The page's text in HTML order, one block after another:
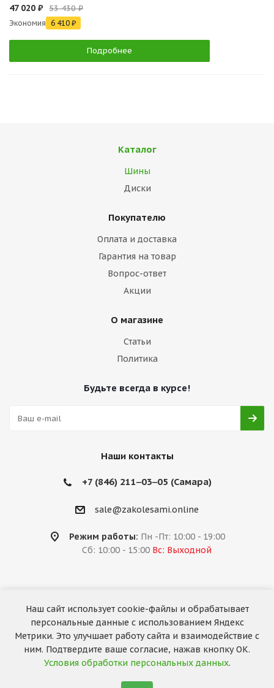
47 020 ₽ 53 430 ₽
Экономия 6 410 ₽
Подробнее
Каталог
Шины
Диски
Покупателю
Оплата и доставка
Гарантия на товар
Вопрос-ответ
Акции
О магазине
Статьи
Политика
Будьте всегда в курсе!
Наши контакты
+7 (846) 211‒03‒05 (Самара)
sale@zakolesami.online
Режим работы: Пн -Пт: 10:00 - 19:00
Сб: 10:00 - 15:00 Вс: Выходной
2026 © «За колёсами.Online»
Запуск сайта —RuMaster
Наш сайт использует cookie-файлы и обрабатывает
персональные данные с использованием Яндекс
Метрики. Это улучшает работу сайта и взаимодействие с
ним. Подтвердите ваше согласие, нажав кнопку ОК.
Условия обработки персональных данных.